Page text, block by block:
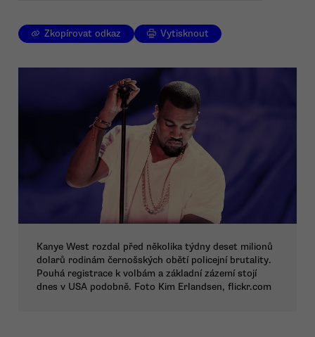
Zkopírovat odkaz Vytisknout
Kanye West rozdal před několika týdny deset milionů
dolarů rodinám černošských obětí policejní brutality.
Pouhá registrace k volbám a základní zázemí stojí
dnes v USA podobně. Foto Kim Erlandsen, flickr.com